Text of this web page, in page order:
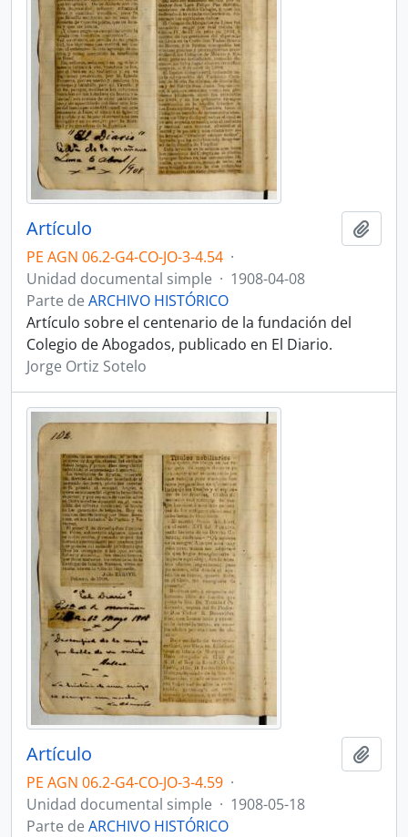
Artículo
PE AGN 06.2-G4-CO-JO-3-4.54 ·
Unidad documental simple · 1908-04-08
Parte de ARCHIVO HISTÓRICO
Artículo sobre el centenario de la fundación del
Colegio de Abogados, publicado en El Diario.
Jorge Ortiz Sotelo
Artículo
PE AGN 06.2-G4-CO-JO-3-4.59 ·
Unidad documental simple · 1908-05-18
Parte de ARCHIVO HISTÓRICO